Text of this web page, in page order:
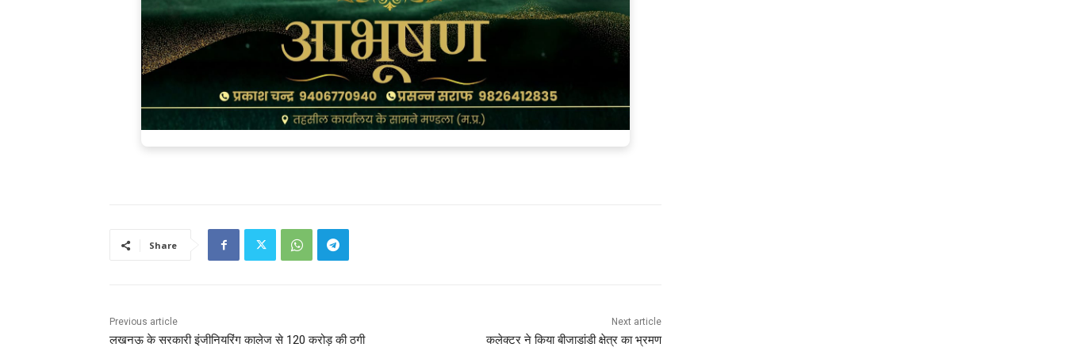
Share
Previous article
लखनऊ के सरकारी इंजीनियरिंग कालेज से 120 करोड़ की ठगी
Next article
कलेक्टर ने किया बीजाडांडी क्षेत्र का भ्रमण